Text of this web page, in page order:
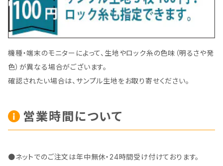
機種・端末のモニターによって、生地やロック糸の色味（明るさや発
色）が異なる場合がございます。
確認されたい場合は、サンプル生地をお取り寄せください。
営業時間について
●ネットでのご注文は年中無休・24時間受け付けております。